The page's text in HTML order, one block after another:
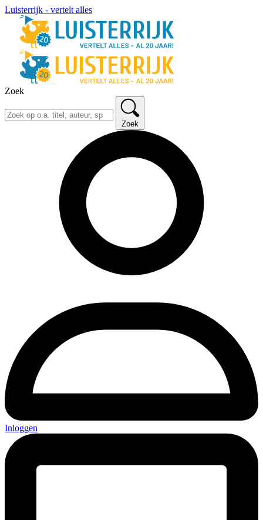
Luisterrijk - vertelt alles
Zoek
Zoek
Inloggen